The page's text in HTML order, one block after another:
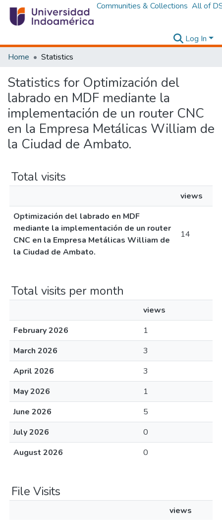
Communities & Collections All of
Log In
Home
Statistics
Statistics for Optimización del
labrado en MDF mediante la
implementación de un router CNC
en la Empresa Metálicas William de
la Ciudad de Ambato.
Total visits
views
Optimización del labrado en MDF
mediante la implementación de un router
CNC en la Empresa Metálicas William de
la Ciudad de Ambato.
14
Total visits per month
views
February 2026
1
March 2026
3
April 2026
3
May 2026
1
June 2026
5
July 2026
0
August 2026
0
File Visits
views